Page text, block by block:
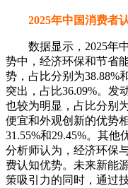
2025年中国消费者
数据显示，2025年中
势中，经济环保和节省
势，占比分别为38.88%
突出，占比36.09%。发
也较为明显，占比分别
便宜和外观创新的优势
31.55%和29.45%。其他
分析师认为，经济环保
费认知优势。未来新能
策吸引力的同时，通过